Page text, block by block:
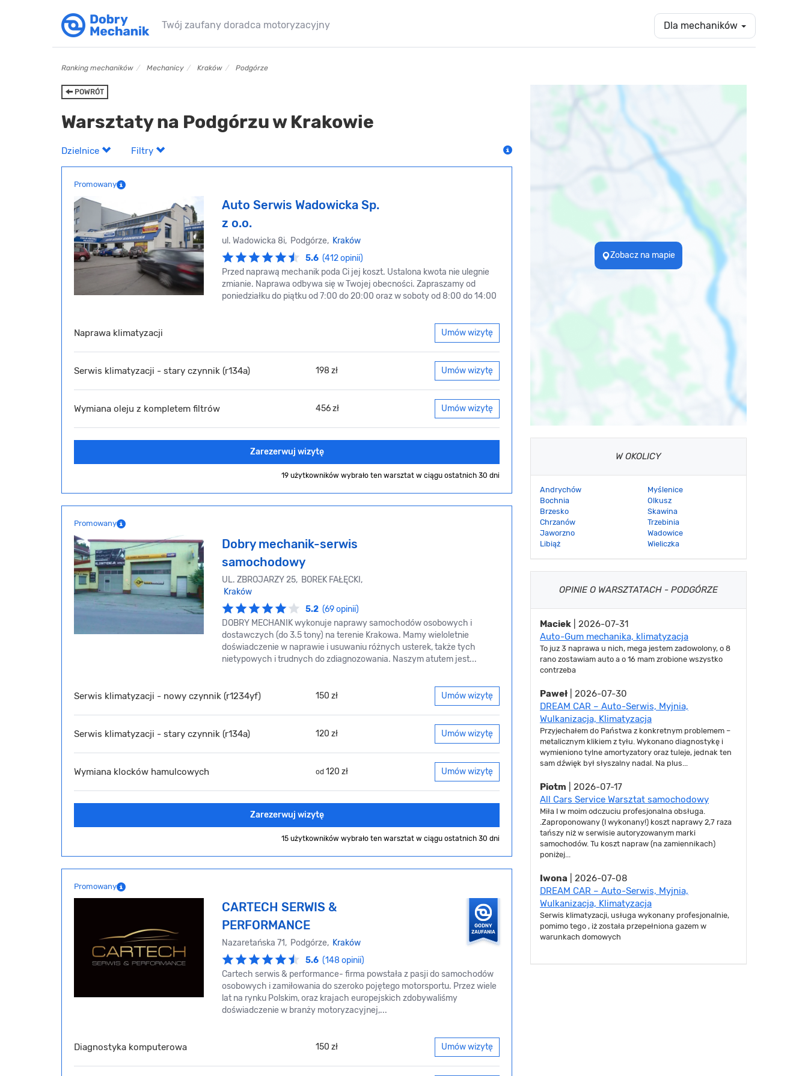
Twój zaufany doradca motoryzacyjny Dla mechaników
Ranking mechaników Mechanicy Kraków Podgórze
POWRÓT
Warsztaty na Podgórzu w Krakowie
Dzielnice Filtry
Promowany
Auto Serwis Wadowicka Sp.
z o.o.
ul. Wadowicka 8i, Podgórze, Kraków
5.6 (412 opinii)
Przed naprawą mechanik poda Ci jej koszt. Ustalona kwota nie ulegnie
zmianie. Naprawa odbywa się w Twojej obecności. Zapraszamy od
poniedziałku do piątku od 7:00 do 20:00 oraz w soboty od 8:00 do 14:00
Naprawa klimatyzacji Umów wizytę
Serwis klimatyzacji - stary czynnik (r134a) 198 zł Umów wizytę
Wymiana oleju z kompletem filtrów 456 zł Umów wizytę
Zarezerwuj wizytę
19 użytkowników wybrało ten warsztat w ciągu ostatnich 30 dni
Promowany
Dobry mechanik-serwis
samochodowy
UL. ZBROJARZY 25, BOREK FAŁĘCKI,
Kraków
5.2 (69 opinii)
DOBRY MECHANIK wykonuje naprawy samochodów osobowych i
dostawczych (do 3.5 tony) na terenie Krakowa. Mamy wieloletnie
doświadczenie w naprawie i usuwaniu różnych usterek, także tych
nietypowych i trudnych do zdiagnozowania. Naszym atutem jest...
Serwis klimatyzacji - nowy czynnik (r1234yf) 150 zł Umów wizytę
Serwis klimatyzacji - stary czynnik (r134a) 120 zł Umów wizytę
Wymiana klocków hamulcowych od 120 zł Umów wizytę
Zarezerwuj wizytę
15 użytkowników wybrało ten warsztat w ciągu ostatnich 30 dni
Promowany
CARTECH SERWIS &
PERFORMANCE
Nazaretańska 71, Podgórze, Kraków
5.6 (148 opinii)
Cartech serwis & performance- firma powstała z pasji do samochodów
osobowych i zamiłowania do szeroko pojętego motorsportu. Przez wiele
lat na rynku Polskim, oraz krajach europejskich zdobywaliśmy
doświadczenie w branży motoryzacyjnej,...
Diagnostyka komputerowa 150 zł Umów wizytę
Zobacz na mapie
W OKOLICY
Andrychów
Bochnia
Brzesko
Chrzanów
Jaworzno
Libiąż
Myślenice
Olkusz
Skawina
Trzebinia
Wadowice
Wieliczka
OPINIE O WARSZTATACH - PODGÓRZE
Maciek | 2026-07-31
Auto-Gum mechanika, klimatyzacja
To juz 3 naprawa u nich, mega jestem zadowolony, o 8
rano zostawiam auto a o 16 mam zrobione wszystko
contrzeba
Paweł | 2026-07-30
DREAM CAR – Auto-Serwis, Myjnia,
Wulkanizacja, Klimatyzacja
Przyjechałem do Państwa z konkretnym problemem –
metalicznym klikiem z tyłu. Wykonano diagnostykę i
wymieniono tylne amortyzatory oraz tuleje, jednak ten
sam dźwięk był słyszalny nadal. Na plus...
Piotm | 2026-07-17
All Cars Service Warsztat samochodowy
Miła I w moim odczuciu profesjonalna obsługa.
.Zaproponowany (I wykonany!) koszt naprawy 2,7 raza
tańszy niż w serwisie autoryzowanym marki
samochodów. Tu koszt napraw (na zamiennikach)
poniżej...
Iwona | 2026-07-08
DREAM CAR – Auto-Serwis, Myjnia,
Wulkanizacja, Klimatyzacja
Serwis klimatyzacji, usługa wykonany profesjonalnie,
pomimo tego , iż została przepełniona gazem w
warunkach domowych